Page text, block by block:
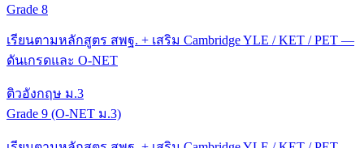
Grade 8
เรียนตามหลักสูตร สพฐ. + เสริม Cambridge YLE / KET / PET —
ดันเกรดและ O-NET
ติวอังกฤษ ม.3
Grade 9 (O-NET ม.3)